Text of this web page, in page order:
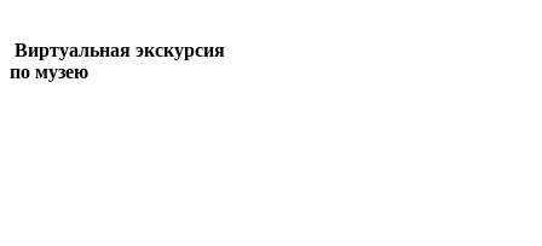
Виртуальная экскурсия
по музею